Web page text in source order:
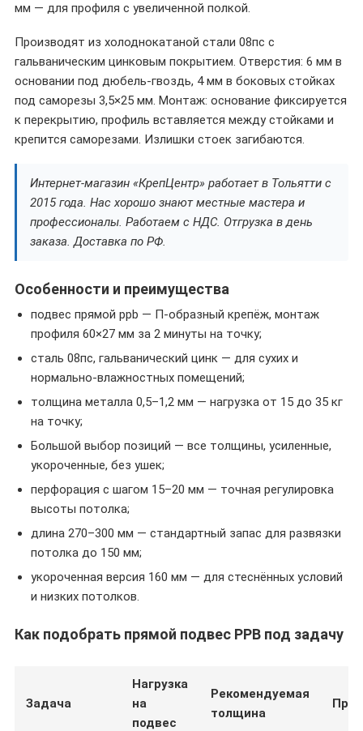
мм — для профиля с увеличенной полкой.
Производят из холоднокатаной стали 08пс с
гальваническим цинковым покрытием. Отверстия: 6 мм в
основании под дюбель-гвоздь, 4 мм в боковых стойках
под саморезы 3,5×25 мм. Монтаж: основание фиксируется
к перекрытию, профиль вставляется между стойками и
крепится саморезами. Излишки стоек загибаются.
Интернет-магазин «КрепЦентр» работает в Тольятти с
2015 года. Нас хорошо знают местные мастера и
профессионалы. Работаем с НДС. Отгрузка в день
заказа. Доставка по РФ.
Особенности и преимущества
подвес прямой ppb — П-образный крепёж, монтаж
профиля 60×27 мм за 2 минуты на точку;
сталь 08пс, гальванический цинк — для сухих и
нормально-влажностных помещений;
толщина металла 0,5–1,2 мм — нагрузка от 15 до 35 кг
на точку;
Большой выбор позиций — все толщины, усиленные,
укороченные, без ушек;
перфорация с шагом 15–20 мм — точная регулировка
высоты потолка;
длина 270–300 мм — стандартный запас для развязки
потолка до 150 мм;
укороченная версия 160 мм — для стеснённых условий
и низких потолков.
Как подобрать прямой подвес PPB под задачу
Задача
Нагрузка
на
подвес
Рекомендуемая
толщина